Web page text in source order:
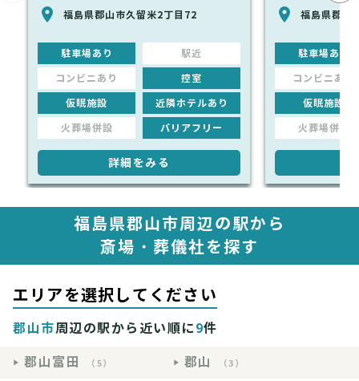
福島県郡山市久留米2丁目72
駐車場あり 駅近
コンビニあり 控室
仮眠施設 近隣ホテルあり
火葬場併設 バリアフリー
詳細をみる
福島県郡山
駐車場あり
コンビニあり
仮眠施設
火葬場併設
福島県郡山市周辺の駅から
斎場・葬儀社を探す
エリアを選択してください
郡山市周辺の駅から近い順に9件
郡山富田
（5） 郡山 （3）